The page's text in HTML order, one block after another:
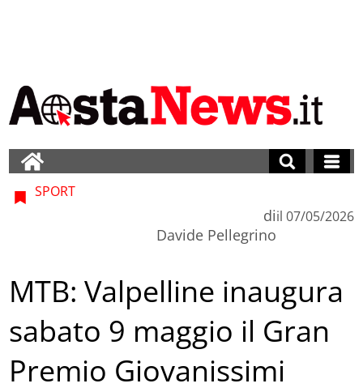
SPORT
di
Davide Pellegrino
il 07/05/2026
MTB: Valpelline inaugura
sabato 9 maggio il Gran
Premio Giovanissimi